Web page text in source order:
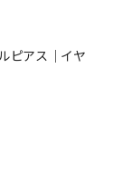
ピアス｜イヤ